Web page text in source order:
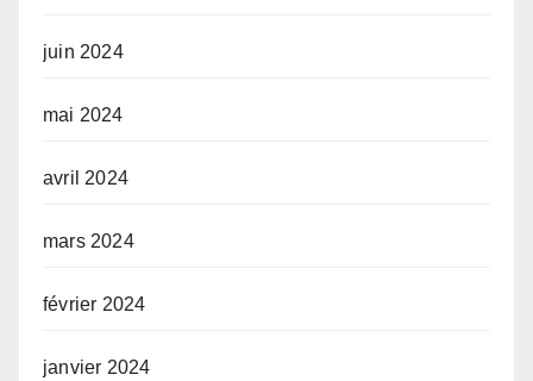
juin 2024
mai 2024
avril 2024
mars 2024
février 2024
janvier 2024